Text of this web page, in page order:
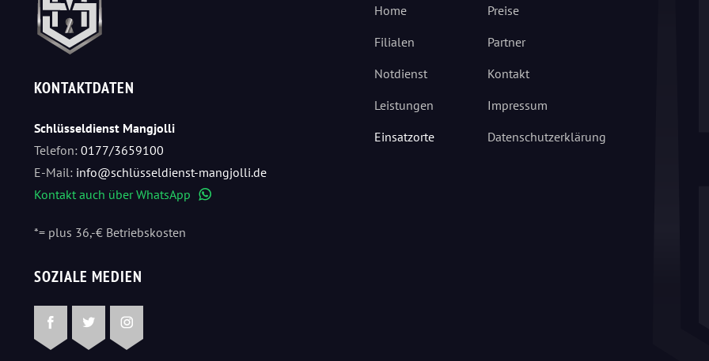
KONTAKTDATEN
Schlüsseldienst Mangjolli
Telefon: 0177/3659100
E-Mail: info@schlüsseldienst-mangjolli.de
Kontakt auch über WhatsApp
*= plus 36,-€ Betriebskosten
Home
Filialen
Notdienst
Leistungen
Einsatzorte
Preise
Partner
Kontakt
Impressum
Datenschutzerklärung
SOZIALE MEDIEN
FacebookTwitterInstagram